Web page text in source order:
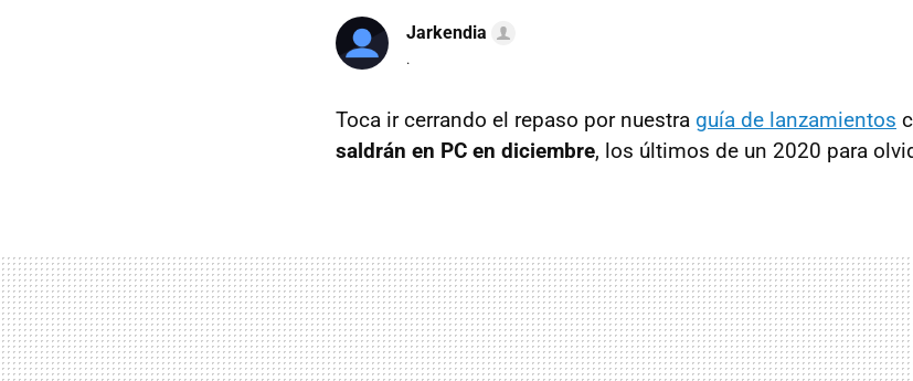
Jarkendia
.
Toca ir cerrando el repaso por nuestra guía de lanzamientos
saldrán en PC en diciembre, los últimos de un 2020 para